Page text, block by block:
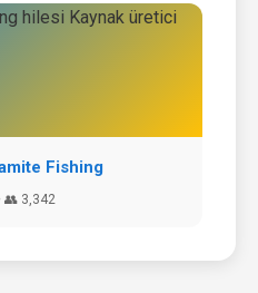
Fishing
👥 3,342